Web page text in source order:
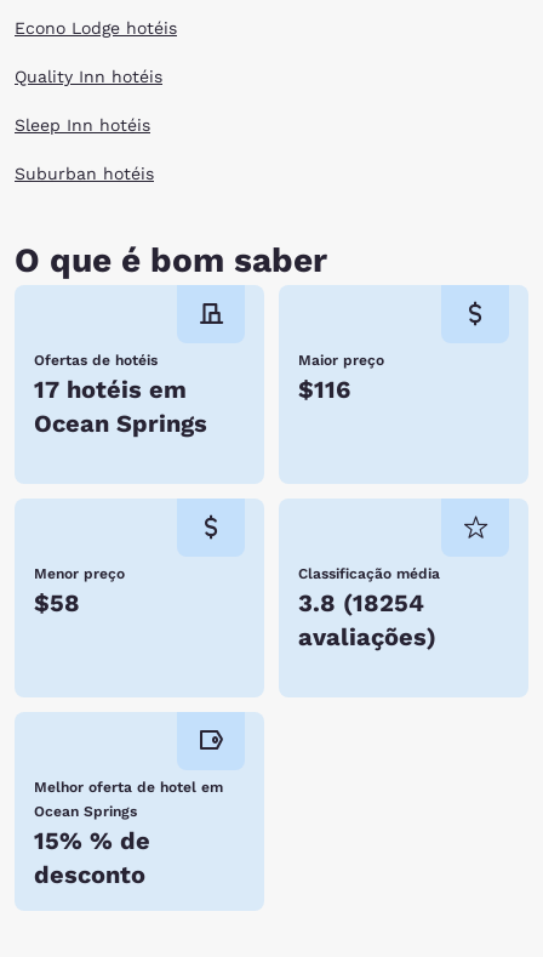
Econo Lodge hotéis
Quality Inn hotéis
Sleep Inn hotéis
Suburban hotéis
O que é bom saber
Ofertas de hotéis
17 hotéis em
Ocean Springs
Maior preço
$116
Menor preço
$58
Classificação média
3.8 (18254
avaliações)
Melhor oferta de hotel em
Ocean Springs
15% % de
desconto